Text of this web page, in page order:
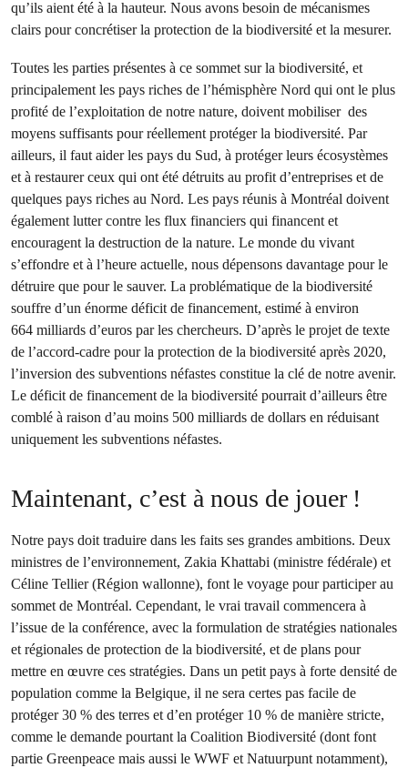
qu’ils aient été à la hauteur. Nous avons besoin de mécanismes
clairs pour concrétiser la protection de la biodiversité et la mesurer.
Toutes les parties présentes à ce sommet sur la biodiversité, et
principalement les pays riches de l’hémisphère Nord qui ont le plus
profité de l’exploitation de notre nature, doivent mobiliser des
moyens suffisants pour réellement protéger la biodiversité. Par
ailleurs, il faut aider les pays du Sud, à protéger leurs écosystèmes
et à restaurer ceux qui ont été détruits au profit d’entreprises et de
quelques pays riches au Nord. Les pays réunis à Montréal doivent
également lutter contre les flux financiers qui financent et
encouragent la destruction de la nature. Le monde du vivant
s’effondre et à l’heure actuelle, nous dépensons davantage pour le
détruire que pour le sauver. La problématique de la biodiversité
souffre d’un énorme déficit de financement, estimé à environ
664 milliards d’euros par les chercheurs. D’après le projet de texte
de l’accord-cadre pour la protection de la biodiversité après 2020,
l’inversion des subventions néfastes constitue la clé de notre avenir.
Le déficit de financement de la biodiversité pourrait d’ailleurs être
comblé à raison d’au moins 500 milliards de dollars en réduisant
uniquement les subventions néfastes.
Maintenant, c’est à nous de jouer !
Notre pays doit traduire dans les faits ses grandes ambitions. Deux
ministres de l’environnement, Zakia Khattabi (ministre fédérale) et
Céline Tellier (Région wallonne), font le voyage pour participer au
sommet de Montréal. Cependant, le vrai travail commencera à
l’issue de la conférence, avec la formulation de stratégies nationales
et régionales de protection de la biodiversité, et de plans pour
mettre en œuvre ces stratégies. Dans un petit pays à forte densité de
population comme la Belgique, il ne sera certes pas facile de
protéger 30 % des terres et d’en protéger 10 % de manière stricte,
comme le demande pourtant la Coalition Biodiversité (dont font
partie Greenpeace mais aussi le WWF et Natuurpunt notamment),